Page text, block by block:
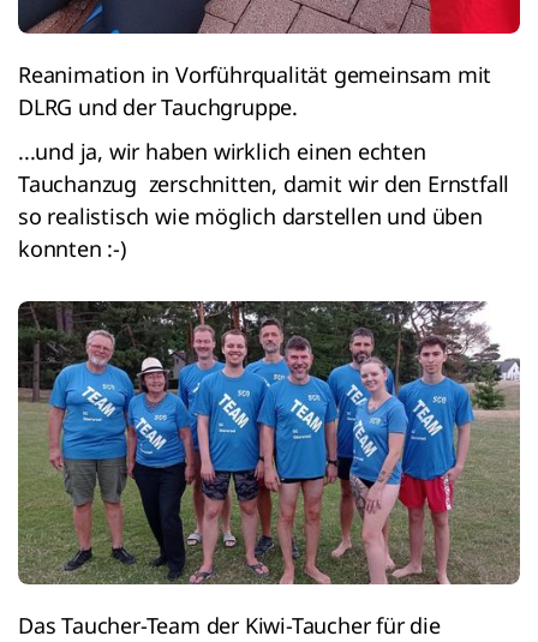
Reanimation in Vorführqualität gemeinsam mit
DLRG und der Tauchgruppe.
...und ja, wir haben wirklich einen echten
Tauchanzug zerschnitten, damit wir den Ernstfall
so realistisch wie möglich darstellen und üben
konnten :-)
Das Taucher-Team der Kiwi-Taucher für die